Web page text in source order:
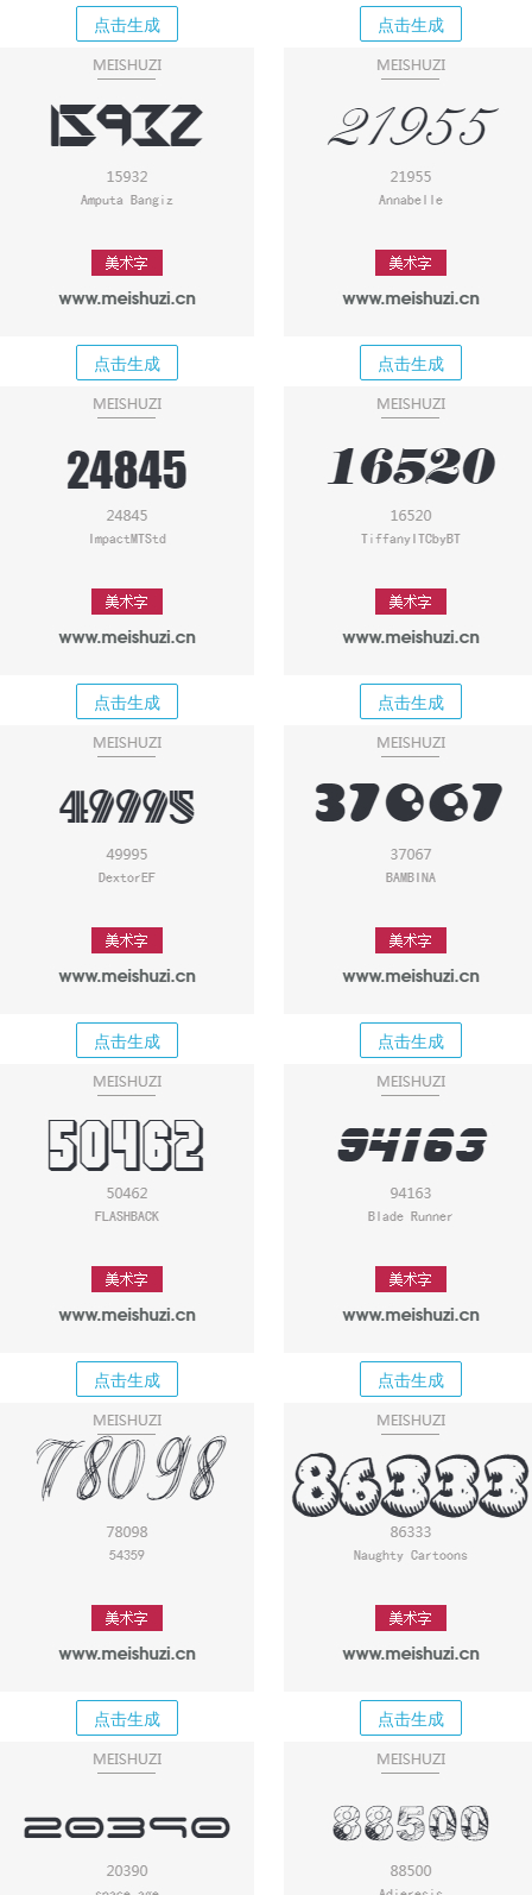
点击生成 点击生成
点击生成 点击生成
点击生成 点击生成
点击生成 点击生成
点击生成 点击生成
点击生成 点击生成